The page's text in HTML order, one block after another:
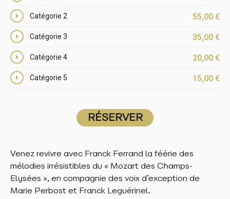
Catégorie 2 55,00 €
Catégorie 3 35,00 €
Catégorie 4 20,00 €
Catégorie 5 15,00 €
RÉSERVER
RÉSERVER
RÉSERVER
Venez revivre avec Franck Ferrand la féérie des
mélodies irrésistibles du « Mozart des Champs-
Elysées », en compagnie des voix d’exception de
Marie Perbost et Franck Leguérinel.